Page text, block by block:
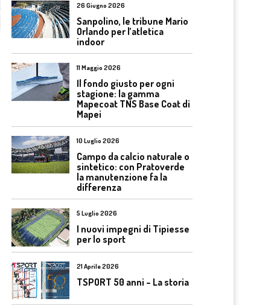
26 Giugno 2026
Sanpolino, le tribune Mario
Orlando per l’atletica
indoor
11 Maggio 2026
Il fondo giusto per ogni
stagione: la gamma
Mapecoat TNS Base Coat di
Mapei
10 Luglio 2026
Campo da calcio naturale o
sintetico: con Pratoverde
la manutenzione fa la
differenza
5 Luglio 2026
I nuovi impegni di Tipiesse
per lo sport
21 Aprile 2026
TSPORT 50 anni – La storia